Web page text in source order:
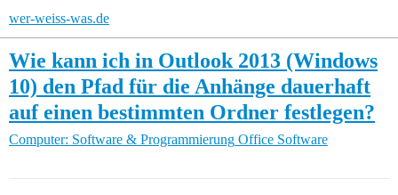
wer-weiss-was.de
Wie kann ich in Outlook 2013 (Windows
10) den Pfad für die Anhänge dauerhaft
auf einen bestimmten Ordner festlegen?
Computer: Software & Programmierung Office Software